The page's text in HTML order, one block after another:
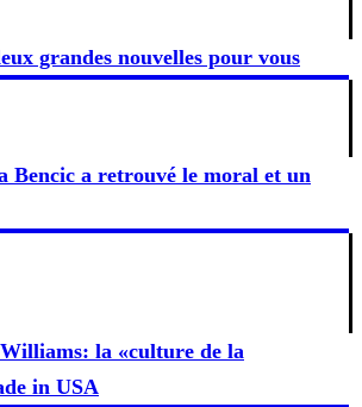
grandes nouvelles pour vous
Bencic a retrouvé le moral et un
la «culture de la
in USA